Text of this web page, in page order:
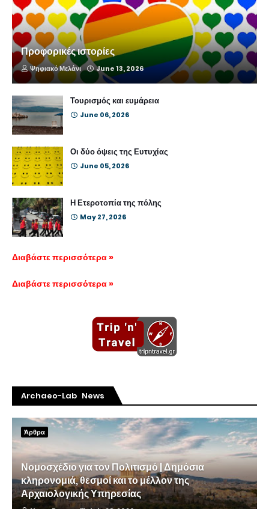
Προφορικές ιστορίες
Ψηφιακό Μελάνι June 13, 2026
Τουρισμός και ευμάρεια
June 06, 2026
Οι δύο όψεις της Ευτυχίας
June 05, 2026
Η Ετεροτοπία της πόλης
May 27, 2026
Διαβάστε περισσότερα »
Διαβάστε περισσότερα »
Archaeo-Lab News
Άρθρα
Νομοσχέδιο για τον Πολιτισμό | Δημόσια
κληρονομιά, θεσμοί και το μέλλον της
Αρχαιολογικής Υπηρεσίας